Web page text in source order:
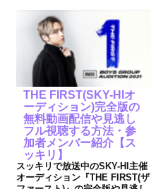
THE FIRST(SKY-HIオ
ーディション)完全版の
無料動画配信や見逃し
フル視聴する方法・参
加者メンバー紹介【ス
ッキリ】
スッキリで放送中のSKY-HI主催
オーディション『THE FIRST(ザ